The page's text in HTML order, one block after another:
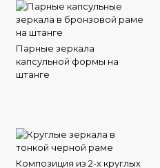
Парные зеркала
капсульной формы на
штанге
Композиция из 2-х круглых